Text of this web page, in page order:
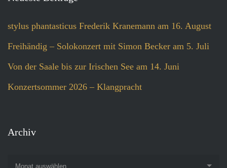
stylus phantasticus Frederik Kranemann am 16. August
Freihändig – Solokonzert mit Simon Becker am 5. Juli
Von der Saale bis zur Irischen See am 14. Juni
Konzertsommer 2026 – Klangpracht
Archiv
Monat auswählen